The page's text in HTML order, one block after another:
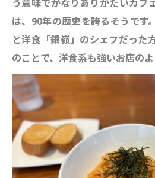
は、90年の歴史を誇るそうです
と洋食「銀嶺」のシェフだった
のことで、洋食系も強いお店のよ